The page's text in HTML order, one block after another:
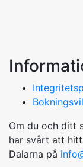
Om du och ditt
har svårt att
Dalarna på